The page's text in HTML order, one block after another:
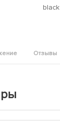
black
Отзывы